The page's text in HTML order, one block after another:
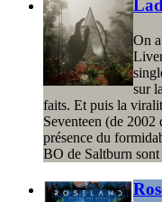
On
sur
faits. Et puis la
Seventeen (de
présence du
BO de Saltburn